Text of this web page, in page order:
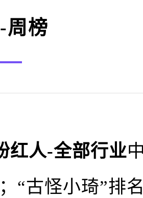
周榜
红人-全部行业
“古怪小琦”排